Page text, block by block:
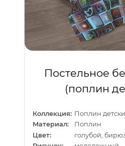
Постельное
(поплин
Коллекция: Поплин
Материал:
Поплин
Цвет:
голубой,